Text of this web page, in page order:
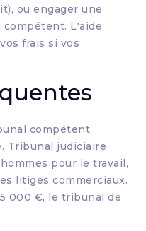
ou engager une
L'aide
frais si vos
compétent
Tribunal judiciaire
pour le travail,
litiges commerciaux.
000 €, le tribunal de